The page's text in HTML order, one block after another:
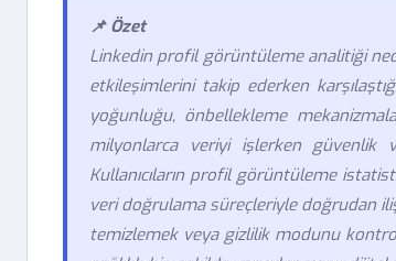
📌 Özet
Linkedin profil görüntüleme analitiği
etkileşimlerini takip ederken
yoğunluğu, önbellekleme
milyonlarca veriyi işlerken güvenlik
Kullanıcıların profil görüntüleme
veri doğrulama süreçleriyle doğrudan
temizlemek veya gizlilik modunu